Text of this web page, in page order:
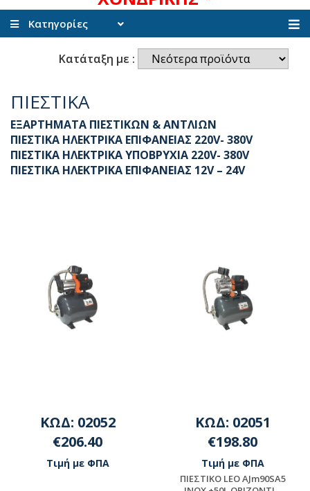
Κατηγορίες
Κατάταξη με :
ΠΙΕΣΤΙΚΑ
ΕΞΑΡΤΗΜΑΤΑ ΠΙΕΣΤΙΚΩΝ & ΑΝΤΛΙΩΝ
ΠΙΕΣΤΙΚΑ ΗΛΕΚΤΡΙΚΑ ΕΠΙΦΑΝΕΙΑΣ 220V- 380V
ΠΙΕΣΤΙΚΑ ΗΛΕΚΤΡΙΚΑ YΠOBΡYXIA 220V- 380V
ΠΙΕΣΤΙΚΑ ΗΛΕΚΤΡΙΚΑ ΕΠΙΦΑΝΕΙΑΣ 12V – 24V
ΚΩΔ: 02052
€206.40
Τιμή με ΦΠΑ
ΚΩΔ: 02051
€198.80
Τιμή με ΦΠΑ
ΠΙΕΣΤΙΚΟ LEO AJm90SA5